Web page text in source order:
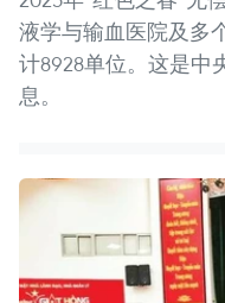
液学与输血医院及多
计8928单位。这是中
息。